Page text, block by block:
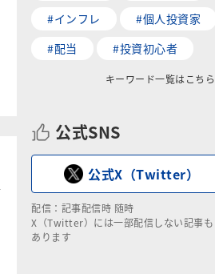
#インフレ
#個人投資家
#配当
#投資初心者
キーワード一覧はこちら
公式SNS
公式X（Twitter）
配信：記事配信時 随時
X（Twitter）には一部配信しない記事も
あります